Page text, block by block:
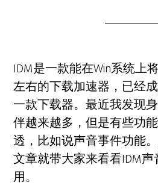
IDM是一款能在Win系统上
左右的下载加速器，已经
一款下载器。最近我发现
伴越来越多，但是有些功
透，比如说声音事件功能
文章就带大家来看看IDM
用。